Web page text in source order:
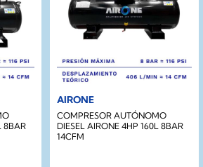
8BAR
AIRONE
COMPRESOR AUTÓNOMO
DIESEL AIRONE 4HP 160L 8BAR
14CFM